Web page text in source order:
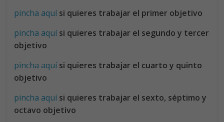
pincha aquísi quieres trabajar el primer objetivo
pincha aquísi quieres trabajar el segundo y tercer
objetivo
pincha aquísi quieres trabajar el cuarto y quinto
objetivo
pincha aquísi quieres trabajar el sexto, séptimo y
octavo objetivo